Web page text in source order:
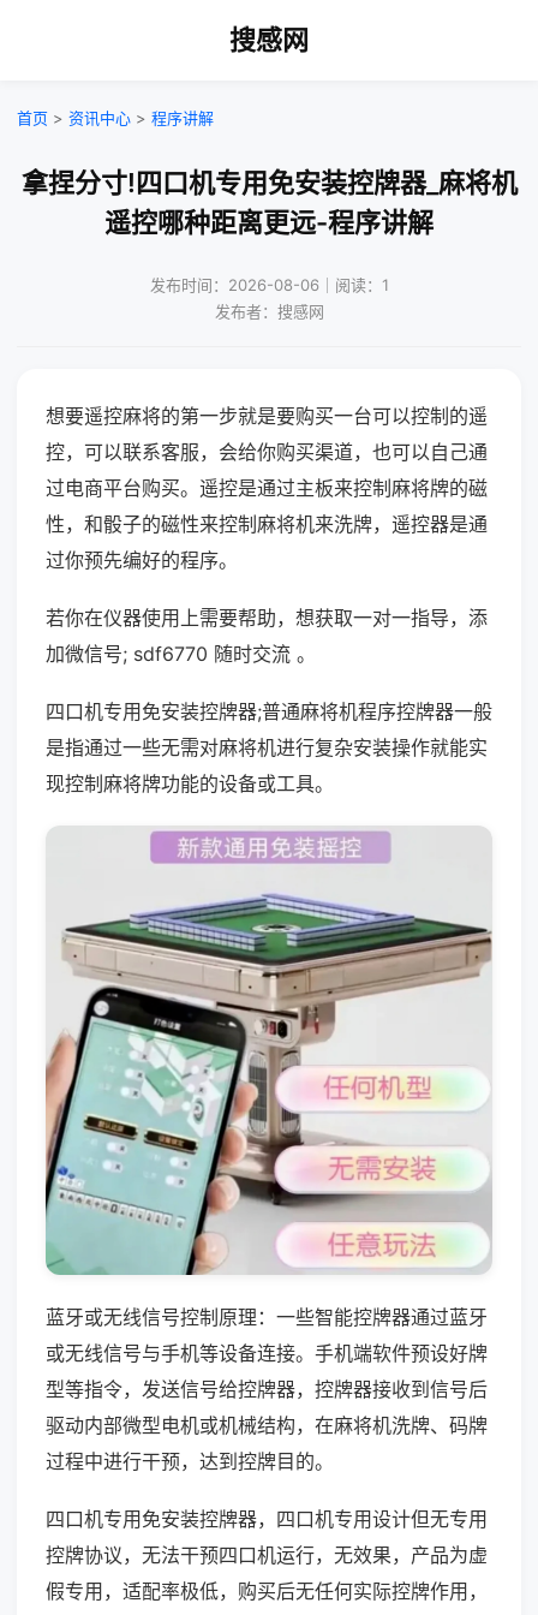
搜感网
首页 > 资讯中心 > 程序讲解
拿捏分寸!四口机专用免安装控牌器_麻将机
遥控哪种距离更远-程序讲解
发布时间：2026-08-06｜阅读：1
发布者：搜感网
想要遥控麻将的第一步就是要购买一台可以控制的遥
控，可以联系客服，会给你购买渠道，也可以自己通
过电商平台购买。遥控是通过主板来控制麻将牌的磁
性，和骰子的磁性来控制麻将机来洗牌，遥控器是通
过你预先编好的程序。
若你在仪器使用上需要帮助，想获取一对一指导，添
加微信号; sdf6770 随时交流 。
四口机专用免安装控牌器;普通麻将机程序控牌器一般
是指通过一些无需对麻将机进行复杂安装操作就能实
现控制麻将牌功能的设备或工具。
蓝牙或无线信号控制原理：一些智能控牌器通过蓝牙
或无线信号与手机等设备连接。手机端软件预设好牌
型等指令，发送信号给控牌器，控牌器接收到信号后
驱动内部微型电机或机械结构，在麻将机洗牌、码牌
过程中进行干预，达到控牌目的。
四口机专用免安装控牌器，四口机专用设计但无专用
控牌协议，无法干预四口机运行，无效果，产品为虚
假专用，适配率极低，购买后无任何实际控牌作用，